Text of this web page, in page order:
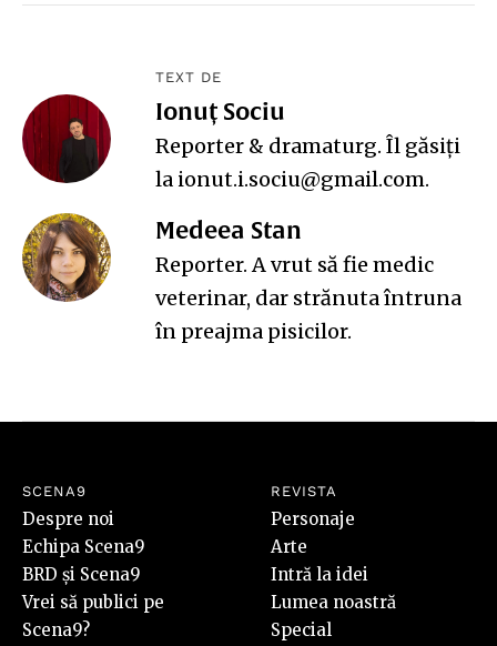
TEXT DE
Ionuț Sociu
Reporter & dramaturg. Îl găsiți
la ionut.i.sociu@gmail.com.
Medeea Stan
Reporter. A vrut să fie medic
veterinar, dar strănuta întruna
în preajma pisicilor.
SCENA9
Despre noi
Echipa Scena9
BRD și Scena9
Vrei să publici pe
Scena9?
REVISTA
Personaje
Arte
Intră la idei
Lumea noastră
Special